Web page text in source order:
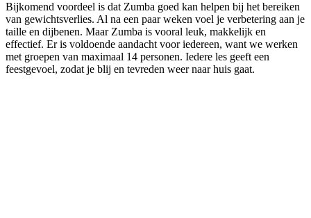
Bijkomend voordeel is dat Zumba goed kan helpen bij het bereiken
van gewichtsverlies. Al na een paar weken voel je verbetering aan je
taille en dijbenen. Maar Zumba is vooral leuk, makkelijk en
effectief. Er is voldoende aandacht voor iedereen, want we werken
met groepen van maximaal 14 personen. Iedere les geeft een
feestgevoel, zodat je blij en tevreden weer naar huis gaat.